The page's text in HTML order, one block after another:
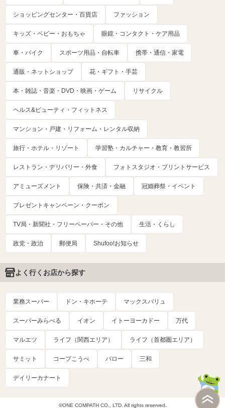
ショッピングセンター・百貨店 ファッション
キッズ・ベビー・おもちゃ 眼鏡・コンタクト・ケア用品
車・バイク スポーツ用品・自転車 携帯・通信・家電
通販・ネットショップ 花・ギフト・手芸
本・雑誌・音楽・DVD・映画・ゲーム リサイクル
ヘルス&ビューティ・フィットネス
マンション・戸建・リフォーム・レンタル収納
旅行・ホテル・リゾート 学習塾・カルチャー・教育・教習所
レストラン・デリバリー・外食 フォトスタジオ・プリントサービス
アミューズメント 保険・共済・金融 冠婚葬祭・イベント
プレゼントキャンペーン・クーポン
TV局・新聞社・フリーペーパー・その他 生活・くらし
政党・政治 郵便局 Shufoo!お知らせ
よく行くお店から探す
業務スーパー ドン・キホーテ マックスバリュ
スーパーみらべる イオン イトーヨーカドー 万代
マルエツ ライフ（関西エリア） ライフ（首都圏エリア）
サミット コープこうべ バロー 三和
デイリーカナート
©ONE COMPATH CO., LTD. All rights reserved.